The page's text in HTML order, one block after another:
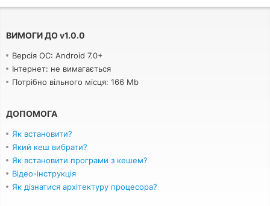
ВИМОГИ ДОv1.0.0
Версія ОС: Android 7.0+
Інтернет: не вимагається
Потрібно вільного місця: 166 Mb
ДОПОМОГА
Як встановити?
Який кеш вибрати?
Як встановити програми з кешем?
Відео-інструкція
Як дізнатися архітектуру процесора?